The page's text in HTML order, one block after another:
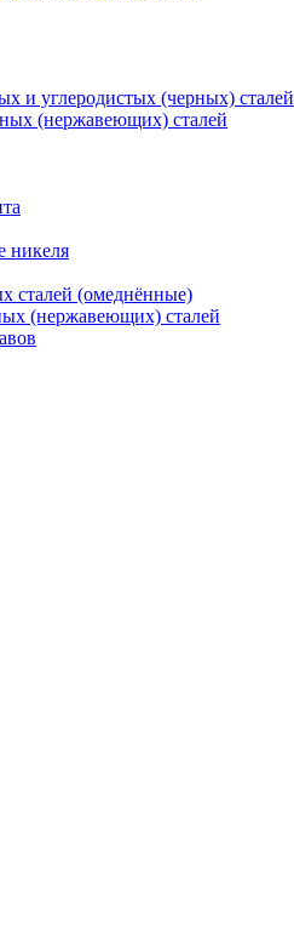
и углеродистых (черных) сталей
(нержавеющих) сталей
никеля
сталей (омеднённые)
(нержавеющих) сталей